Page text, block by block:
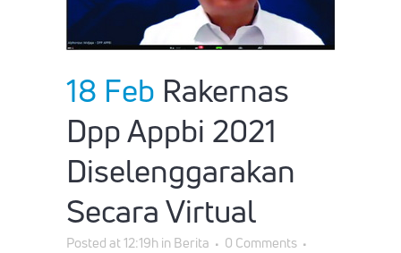
18 Feb Rakernas
Dpp Appbi 2021
Diselenggarakan
Secara Virtual
Posted at 12:19hinBerita
0 Comments